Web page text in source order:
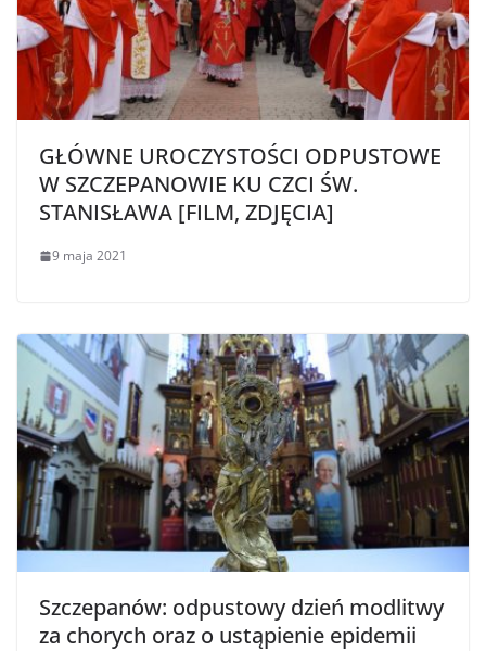
GŁÓWNE UROCZYSTOŚCI ODPUSTOWE
W SZCZEPANOWIE KU CZCI ŚW.
STANISŁAWA [FILM, ZDJĘCIA]
9 maja 2021
Szczepanów: odpustowy dzień modlitwy
za chorych oraz o ustąpienie epidemii